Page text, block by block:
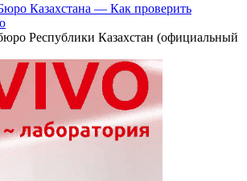
Казахстана — Как проверить
Республики Казахстан (официальный